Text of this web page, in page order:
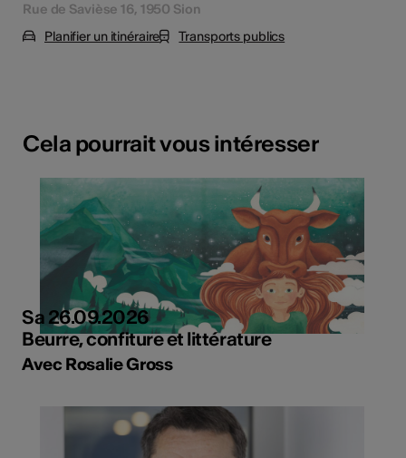
Rue de Savièse 16, 1950 Sion
Planifier un itinéraire
Transports publics
Cela pourrait vous intéresser
Sa 26.09.2026
Beurre, confiture et littérature
Avec Rosalie Gross